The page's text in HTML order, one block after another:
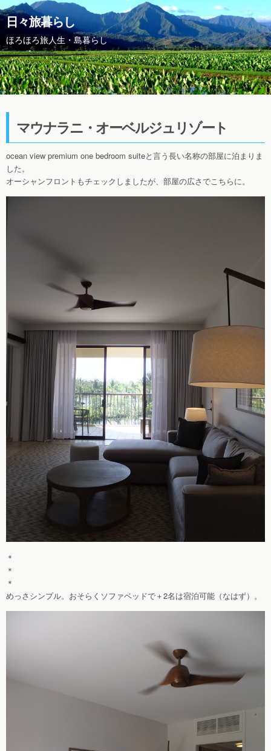
日々旅暮らし
ほろほろ旅人生・島暮らし
マウナラニ・オーベルジュリゾート
ocean view premium one bedroom suiteと言う長い名称の部屋に泊まりま
した。
オーシャンフロントもチェックしましたが、部屋の広さでこちらに。
＊
＊
＊
めっさシンプル。おそらくソファベッドで＋2名は宿泊可能（なはず）。